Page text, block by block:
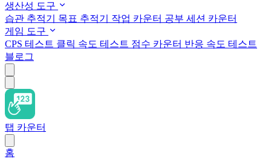
생산성 도구
습관 추적기 목표 추적기 작업 카운터 공부 세션 카운터
게임 도구
CPS 테스트 클릭 속도 테스트 점수 카운터 반응 속도 테스트
블로그
탭 카운터
홈